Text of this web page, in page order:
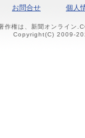
お問合せ 個人
権は、新聞オンライン
Copyright(C) 2009-